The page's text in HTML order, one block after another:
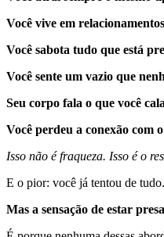
Você vive em
Você sabota tudo que está
Você sente um vazio que
Seu corpo fala o que você
Você perdeu a conexão com
Isso não é fraqueza. Isso é o
E o pior: você já tentou de
Mas a sensação de estar